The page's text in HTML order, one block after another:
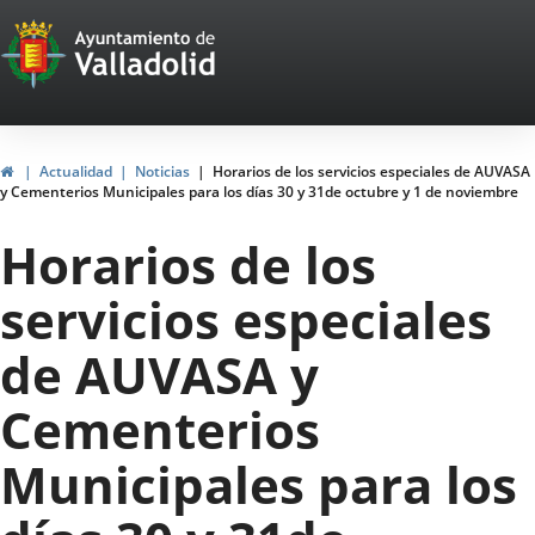
Portal
Web
del
Ayuntamiento
de
Valladolid
HomeActualidad Noticias
Horarios de los servicios especiales de AUVASA
y Cementerios Municipales para los días 30 y 31de octubre y 1 de noviembre
Horarios de los
servicios especiales
de AUVASA y
Cementerios
Municipales para los